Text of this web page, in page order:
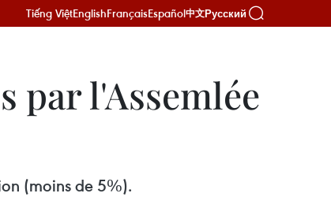
Tiếng ViệtEnglishFrançaisEspañol中文Русский
par l'Assemlée
(moins de 5%).